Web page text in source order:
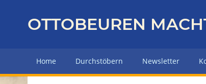
z
OTTOBEUREN
Home Durchstöbern Newsletter